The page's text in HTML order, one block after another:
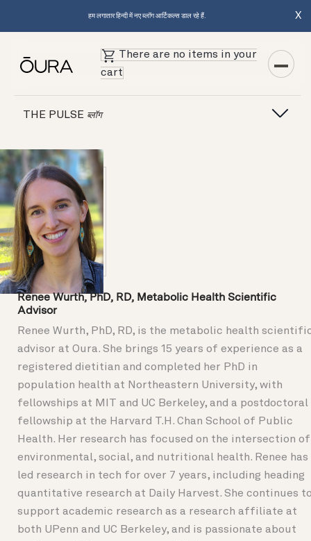
हम लगातार हिन्दी में नए ब्लॉग आर्टिकल्स डाल रहे हैं. X
There are no items in your
cart
THE PULSE ब्लॉग
Renee Wurth, PhD, RD, Metabolic Health Scientific
Advisor
Renee Wurth, PhD, RD, is the metabolic health
advisor at Oura. She brings 15 years of experience as a
registered dietitian and completed her PhD in
population health at Northeastern University, with
fellowships at MIT and UC Berkeley, and a postdoctoral
fellowship at the Harvard T.H. Chan School of Public
Health. Her research has focused on the intersection of
environmental, social, and nutritional health. Renee has
led research in tech for over 7 years, including heading
quantitative research at Daily Harvest. She continues
support academic research as a research affiliate at
both UPenn and UC Berkeley, and is passionate about